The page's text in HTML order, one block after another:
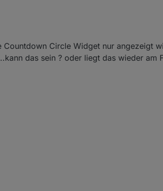
Countdown Circle Widget nur angezeigt
das sein ? oder liegt das wieder am